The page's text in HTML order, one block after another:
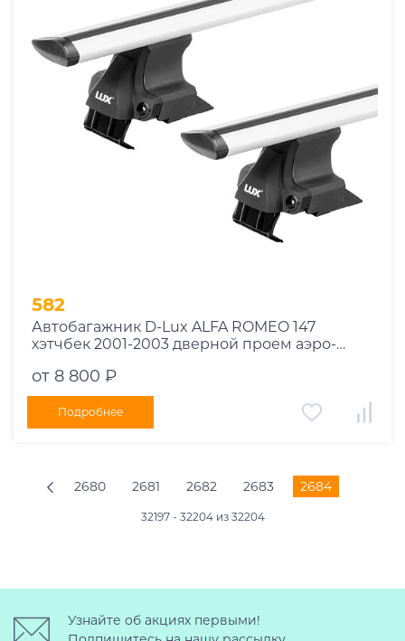
582
Автобагажник D-Lux ALFA ROMEO 147
хэтчбек 2001-2003 дверной проем аэро-
от 8 800 ₽
Подробнее
2680 2681 2682 2683 2684
32197 - 32204 из 32204
Узнайте об акциях первыми!